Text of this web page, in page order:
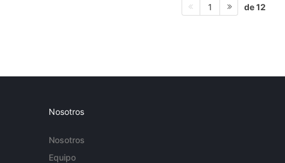
1 de 12
Nosotros
Nosotros
Equipo